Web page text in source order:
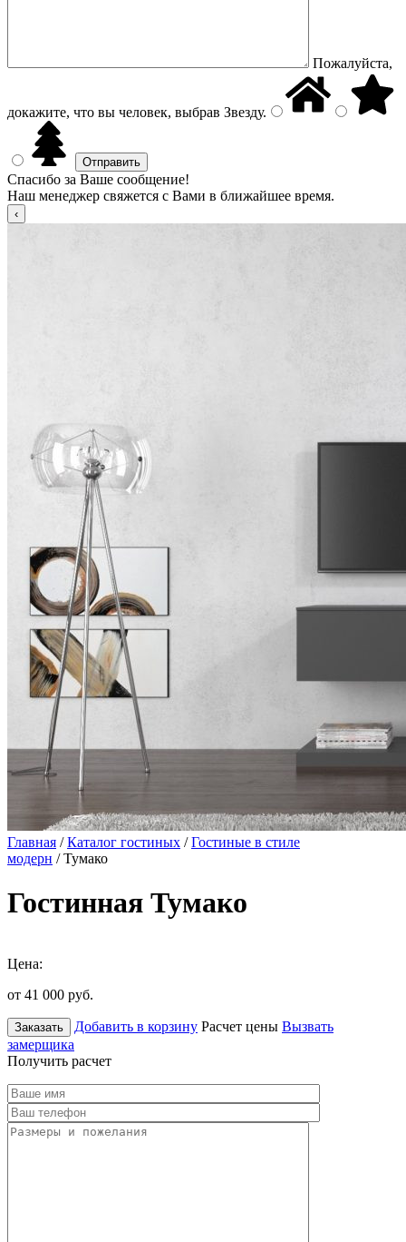
Пожалуйста,
докажите, что вы человек, выбрав Звезду.
Спасибо за Ваше сообщение!
Наш менеджер свяжется с Вами в ближайшее время.
Главная /Каталог гостиных /Гостиные в стиле
модерн / Тумако
Гостинная Тумако
Цена:
от 41 000 руб.
Заказать Добавить в корзину Расчет цены Вызвать
замерщика
Получить расчет